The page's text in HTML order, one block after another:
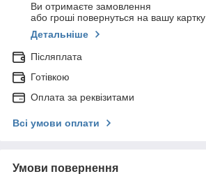
Ви отримаєте замовлення
або гроші повернуться на вашу картку
Детальніше
Післяплата
Готівкою
Оплата за реквізитами
Всі умови оплати
Умови повернення